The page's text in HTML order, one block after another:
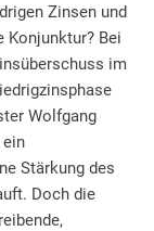
Zinsen und
Bei
im
Wolfgang
Stärkung des
Doch die